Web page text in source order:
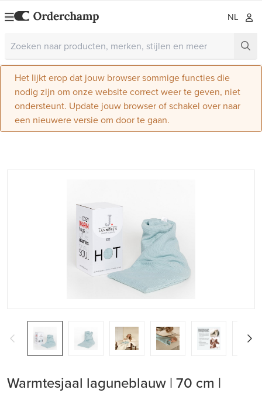
NL
Het lijkt erop dat jouw browser sommige functies die
nodig zijn om onze website correct weer te geven, niet
ondersteunt. Update jouw browser of schakel over naar
een nieuwere versie om door te gaan.
Warmtesjaal laguneblauw | 70 cm |